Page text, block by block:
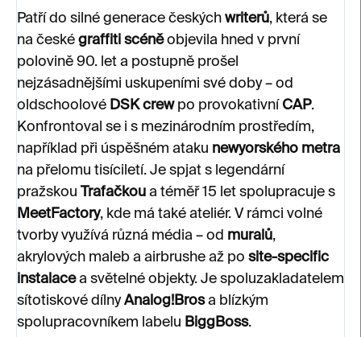
Patří do silné generace českých writerů, která se
na české graffiti scéněobjevila hned v první
polovině 90. let a postupně prošel
nejzásadnějšími uskupeními své doby – od
oldschoolové DSK crewpo provokativní CAP.
Konfrontoval se i s mezinárodním prostředím,
například při úspěšném ataku newyorského metra
na přelomu tisíciletí. Je spjat s legendární
pražskou Trafačkou a téměř 15 let spolupracuje s
MeetFactory, kde má také ateliér. V rámci volné
tvorby využívá různá média – od muralů,
akrylových maleb a airbrushe až po site-specific
instalacea světelné objekty. Je spoluzakladatelem
sítotiskové dílnyAnalog!Brosa blízkým
spolupracovníkem labelu BiggBoss.